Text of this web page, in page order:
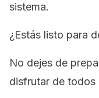
sistema.
¿Estás listo para
No dejes de
disfrutar de todos